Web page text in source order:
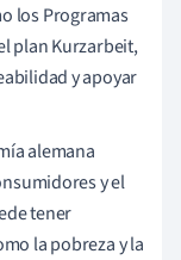
los Programas
plan Kurzarbeit,
y apoyar
alemana
y el
tener
la pobreza y la